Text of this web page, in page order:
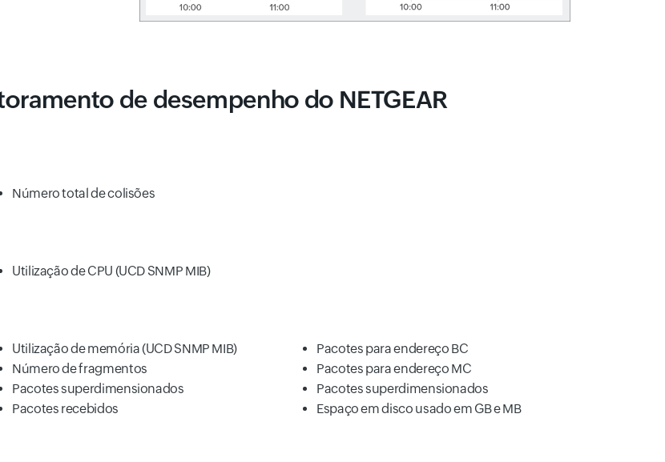
de desempenho do NETGEAR
Número total de colisões
Utilização de CPU (UCD SNMP MIB)
Utilização de memória (UCD SNMP MIB)
Número de fragmentos
Pacotes superdimensionados
Pacotes recebidos
Pacotes para endereço BC
Pacotes para endereço MC
Pacotes superdimensionados
Espaço em disco usado em GB e MB